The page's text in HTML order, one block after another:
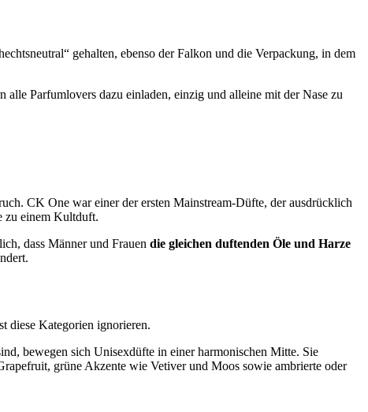
gehalten, ebenso der Falkon und die Verpackung, in dem
alle Parfumlovers dazu einladen, einzig und alleine mit der Nase zu
CK One war einer der ersten Mainstream-Düfte, der ausdrücklich
zu einem Kultduft.
dass Männer und Frauen die gleichen duftenden Öle und Harze
diese Kategorien ignorieren.
bewegen sich Unisexdüfte in einer harmonischen Mitte. Sie
grüne Akzente wie Vetiver und Moos sowie ambrierte oder